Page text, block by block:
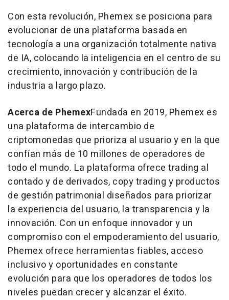
Con esta revolución, Phemex se posiciona para
evolucionar de una plataforma basada en
tecnología a una organización totalmente nativa
de IA, colocando la inteligencia en el centro de su
crecimiento, innovación y contribución de la
industria a largo plazo.
Acerca de PhemexFundada en 2019, Phemex es
una plataforma de intercambio de
criptomonedas que prioriza al usuario y en la que
confían más de 10 millones de operadores de
todo el mundo. La plataforma ofrece trading al
contado y de derivados, copy trading y productos
de gestión patrimonial diseñados para priorizar
la experiencia del usuario, la transparencia y la
innovación. Con un enfoque innovador y un
compromiso con el empoderamiento del usuario,
Phemex ofrece herramientas fiables, acceso
inclusivo y oportunidades en constante
evolución para que los operadores de todos los
niveles puedan crecer y alcanzar el éxito.